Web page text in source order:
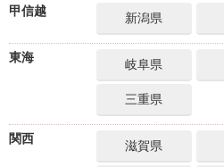
甲信越 新潟県
東海 岐阜県
三重県
関西 滋賀県